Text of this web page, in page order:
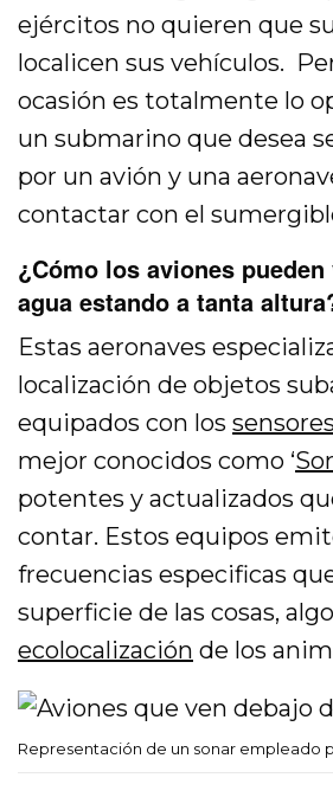
ejércitos no quieren que
localicen sus vehículos.
ocasión es totalmente lo
un submarino que desea
por un avión y una
contactar con el
¿Cómo los aviones
agua estando a tanta
Estas aeronaves
localización de objetos
equipados con los
mejor conocidos como ‘
potentes y actualizados
contar. Estos equipos
frecuencias especificas
superficie de las cosas,
ecolocalización de los
Representación de un sonar empleado